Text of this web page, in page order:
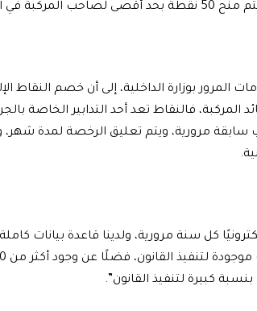
المرور بوزارة الداخلية، إلى أن خصم النقاط
فالنقاط تعد أحد التدابير الخاصة
سابقة مرورية، ويتم تعليق الرخصة لمدة شهر،
كل سنة مرورية، ولدينا قاعدة بيانات
كبيرة لتنفيذ القانون”.